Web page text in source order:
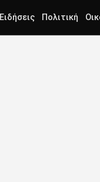
Ειδήσεις Πολιτική